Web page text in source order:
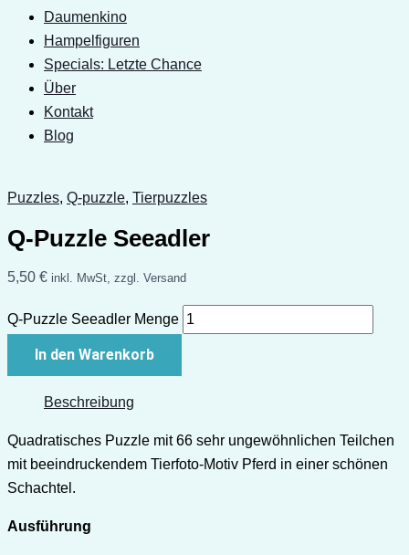
Daumenkino
Hampelfiguren
Specials: Letzte Chance
Über
Kontakt
Blog
Puzzles, Q-puzzle, Tierpuzzles
Q-Puzzle Seeadler
5,50 € inkl. MwSt, zzgl. Versand
Q-Puzzle Seeadler Menge
In den Warenkorb
Beschreibung
Quadratisches Puzzle mit 66 sehr ungewöhnlichen Teilchen
mit beeindruckendem Tierfoto-Motiv Pferd in einer schönen
Schachtel.
Ausführung